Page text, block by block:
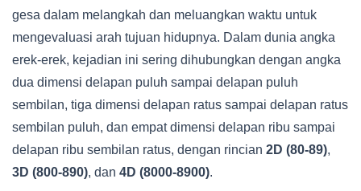
gesa dalam melangkah dan meluangkan waktu untuk
mengevaluasi arah tujuan hidupnya. Dalam dunia angka
erek-erek, kejadian ini sering dihubungkan dengan angka
dua dimensi delapan puluh sampai delapan puluh
sembilan, tiga dimensi delapan ratus sampai delapan ratus
sembilan puluh, dan empat dimensi delapan ribu sampai
delapan ribu sembilan ratus, dengan rincian 2D (80-89),
3D (800-890), dan 4D (8000-8900).